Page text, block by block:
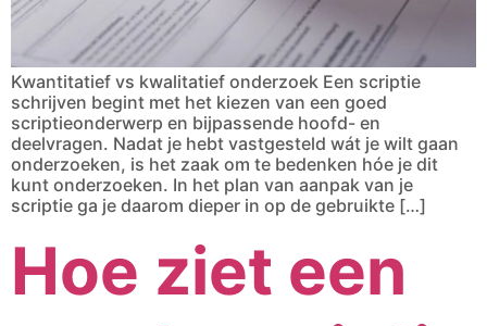
Kwantitatief vs kwalitatief onderzoek Een scriptie
schrijven begint met het kiezen van een goed
scriptieonderwerp en bijpassende hoofd- en
deelvragen. Nadat je hebt vastgesteld wát je wilt gaan
onderzoeken, is het zaak om te bedenken hóe je dit
kunt onderzoeken. In het plan van aanpak van je
scriptie ga je daarom dieper in op de gebruikte […]
Hoe ziet een